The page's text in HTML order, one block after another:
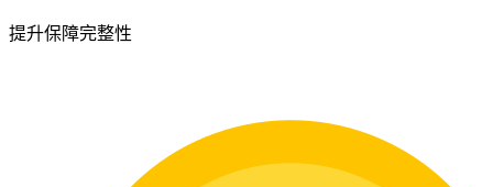
提升保障完整性